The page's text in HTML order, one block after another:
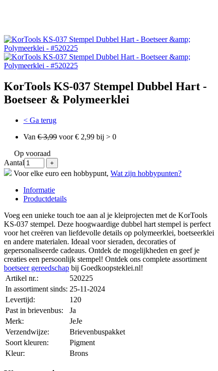
KorTools KS-037 Stempel Dubbel Hart -
Boetseer & Polymeerklei
< Ga terug
Van € 3,99 voor € 2,99 bij > 0
Op vooraad
Aantal
Voor elke euro een hobbypunt, Wat zijn hobbypunten?
Informatie
Productdetails
Voeg een unieke touch toe aan al je kleiprojecten met de KorTools
KS-037 stempel. Deze hoogwaardige dubbel hart stempel is perfect
voor het creëren van liefdevolle details op polymeerklei, boetseerklei
en andere materialen. Ideaal voor sieraden, decoraties of
gepersonaliseerde cadeaus. Ontdek de mogelijkheden en geef je
creaties een persoonlijk stempel! Ontdek ons complete assortiment
boetseer gereedschap bij Goedkoopsteklei.nl!
Artikel nr.:
520225
In assortiment sinds: 25-11-2024
Levertijd:
120
Past in brievenbus:
Ja
Merk:
JeJe
Verzendwijze:
Brievenbuspakket
Soort kleuren:
Pigment
Kleur:
Brons